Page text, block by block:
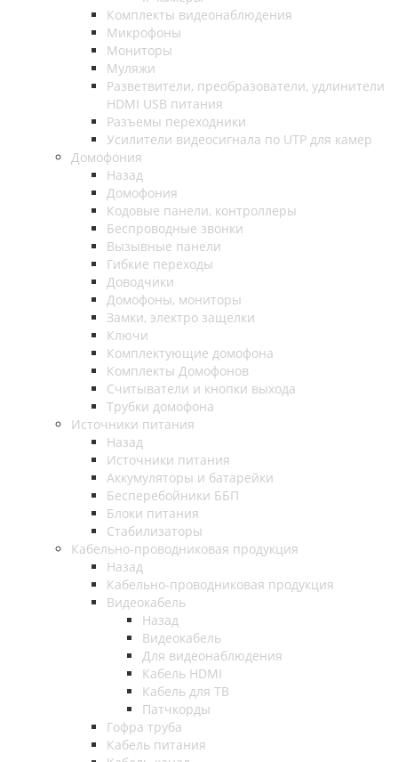
Комплекты видеонаблюдения
Микрофоны
Мониторы
Муляжи
Разветвители, преобразователи, удлинители
HDMI USB питания
Разъемы переходники
Усилители видеосигнала по UTP для камер
Домофония
Назад
Домофония
Кодовые панели, контроллеры
Беспроводные звонки
Вызывные панели
Гибкие переходы
Доводчики
Домофоны, мониторы
Замки, электро защелки
Ключи
Комплектующие домофона
Комплекты Домофонов
Считыватели и кнопки выхода
Трубки домофона
Источники питания
Назад
Источники питания
Аккумуляторы и батарейки
Бесперебойники ББП
Блоки питания
Стабилизаторы
Кабельно-проводниковая продукция
Назад
Кабельно-проводниковая продукция
Видеокабель
Назад
Видеокабель
Для видеонаблюдения
Кабель HDMI
Кабель для ТВ
Патчкорды
Гофра труба
Кабель питания